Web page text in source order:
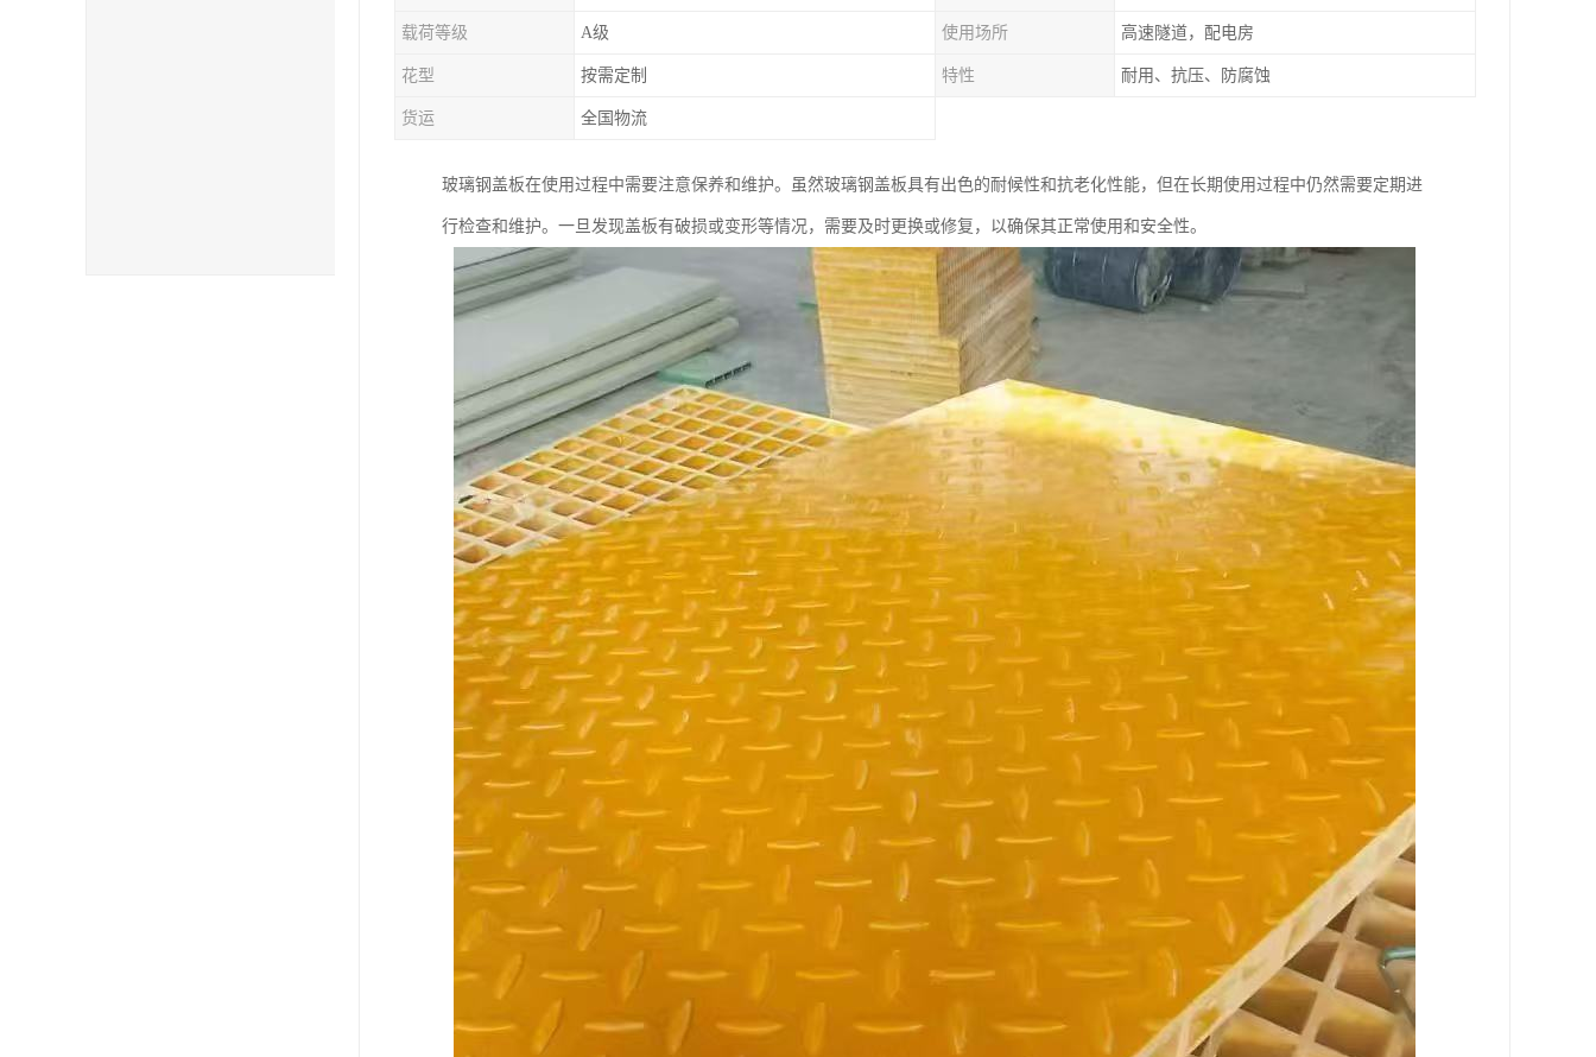
载荷等级 A级 使用场所 高速隧道，配电房
花型 按需定制 特性 耐用、抗压、防腐蚀
货运 全国物流
玻璃钢盖板在使用过程中需要注意保养和维护。虽然玻璃钢盖板具有出色的耐候性和抗老化性能，但在长期使用过程中仍然需要定期进
行检查和维护。一旦发现盖板有破损或变形等情况，需要及时更换或修复，以确保其正常使用和安全性。